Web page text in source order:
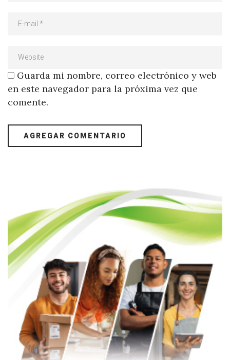
Guarda mi nombre, correo electrónico y web
en este navegador para la próxima vez que
comente.